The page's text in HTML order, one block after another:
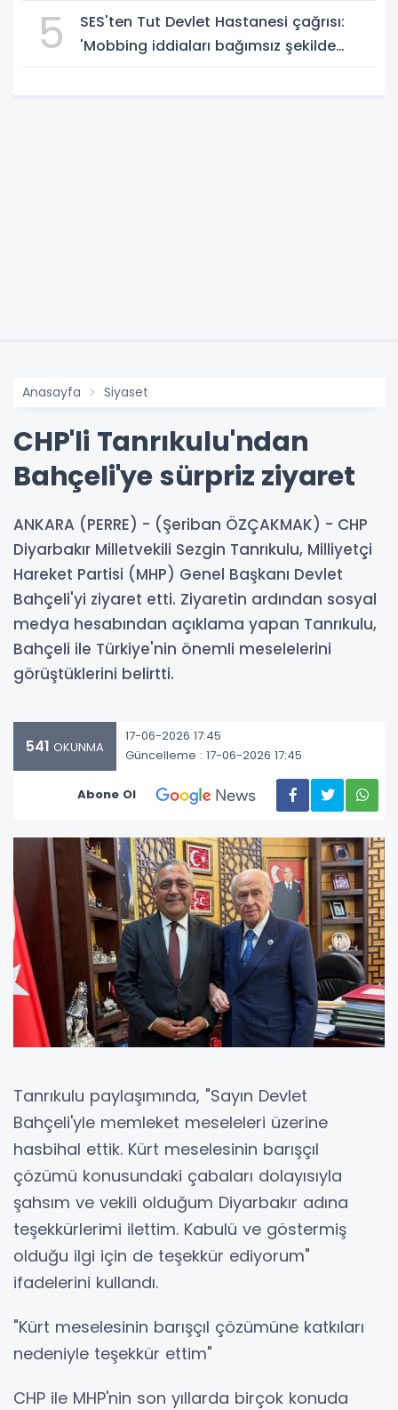
5
SES'ten Tut Devlet Hastanesi çağrısı:
'Mobbing iddiaları bağımsız şekilde
Anasayfa Siyaset
CHP'li Tanrıkulu'ndan
Bahçeli'ye sürpriz ziyaret
ANKARA (PERRE) - (Şeriban ÖZÇAKMAK) - CHP
Diyarbakır Milletvekili Sezgin Tanrıkulu, Milliyetçi
Hareket Partisi (MHP) Genel Başkanı Devlet
Bahçeli'yi ziyaret etti. Ziyaretin ardından sosyal
medya hesabından açıklama yapan Tanrıkulu,
Bahçeli ile Türkiye'nin önemli meselelerini
görüştüklerini belirtti.
541 OKUNMA
17-06-2026 17:45
Güncelleme : 17-06-2026 17:45
Abone Ol
Tanrıkulu paylaşımında, "Sayın Devlet
Bahçeli'yle memleket meseleleri üzerine
hasbihal ettik. Kürt meselesinin barışçıl
çözümü konusundaki çabaları dolayısıyla
şahsım ve vekili olduğum Diyarbakır adına
teşekkürlerimi ilettim. Kabulü ve göstermiş
olduğu ilgi için de teşekkür ediyorum"
ifadelerini kullandı.
"Kürt meselesinin barışçıl çözümüne katkıları
nedeniyle teşekkür ettim"
CHP ile MHP'nin son yıllarda birçok konuda